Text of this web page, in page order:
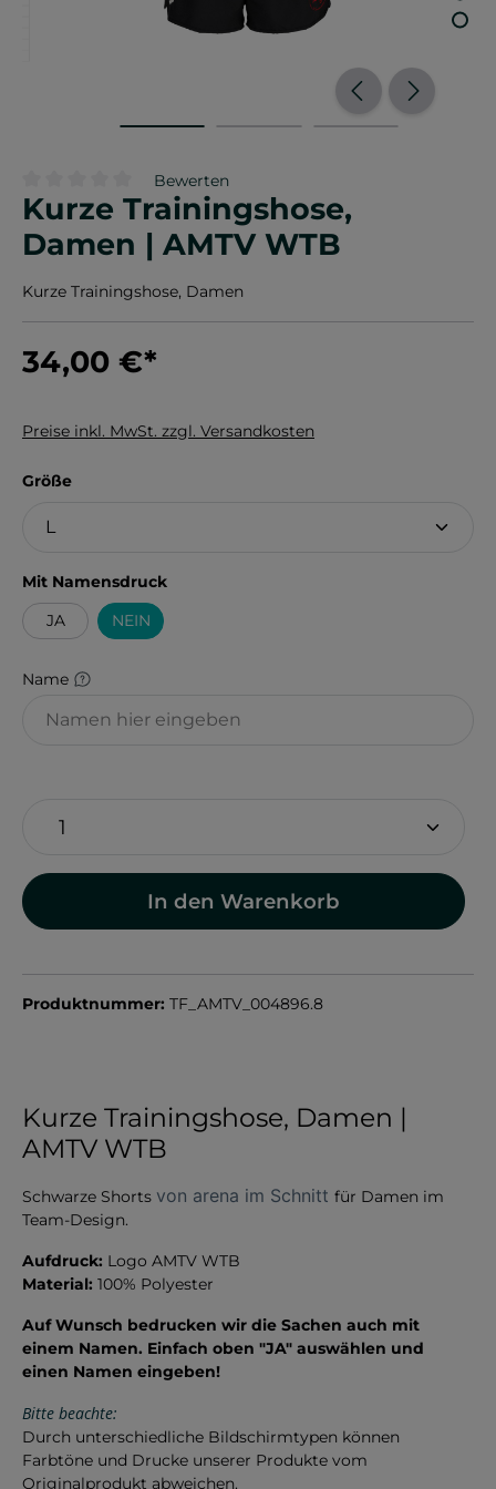
Durchschnittliche Bewertung von 0 von 5 Sternen
Bewerten
Kurze Trainingshose,
Damen | AMTV WTB
Kurze Trainingshose, Damen
34,00 €*
Preise inkl. MwSt. zzgl. Versandkosten
Größeauswählen
Mit Namensdruckauswählen
JA
NEIN
Name
In den Warenkorb
Produktnummer: TF_AMTV_004896.8
Kurze Trainingshose, Damen |
AMTV WTB
Schwarze Shorts von arena im Schnitt für Damen im
Team-Design.
Aufdruck: Logo AMTV WTB
Material: 100% Polyester
Auf Wunsch bedrucken wir die Sachen auch mit
einem Namen. Einfach oben "JA" auswählen und
einen Namen eingeben!
Bitte beachte:
Durch unterschiedliche Bildschirmtypen können
Farbtöne und Drucke unserer Produkte vom
Originalprodukt abweichen.